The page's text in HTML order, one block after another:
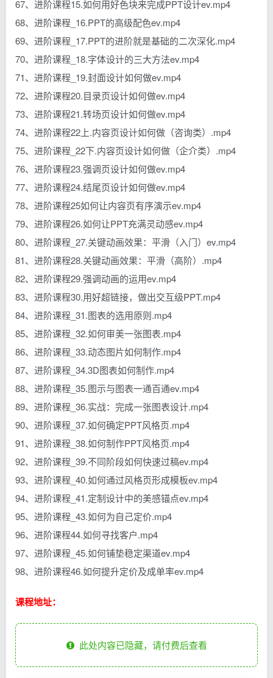
67、进阶课程15.如何用好色块来完成PPT设计ev.mp4
68、进阶课程_16.PPT的高级配色ev.mp4
69、进阶课程_17.PPT的进阶就是基础的二次深化.mp4
70、进阶课程_18.字体设计的三大方法ev.mp4
71、进阶课程_19.封面设计如何做ev.mp4
72、进阶课程20.目录页设计如何做ev.mp4
73、进阶课程21.转场页设计如何做ev.mp4
74、进阶课程22上.内容页设计如何做（咨询类）.mp4
75、进阶课程_22下.内容页设计如何做（企介类）.mp4
76、进阶课程23.强调页设计如何做ev.mp4
77、进阶课程24.结尾页设计如何做ev.mp4
78、进阶课程25如何让内容页有序演示ev.mp4
79、进阶课程26.如何让PPT充满灵动感ev.mp4
80、进阶课程_27.关键动画效果：平滑（入门）ev.mp4
81、进阶课程28.关键动画效果：平滑（高阶）.mp4
82、进阶课程29.强调动画的运用ev.mp4
83、进阶课程30.用好超链接，做出交互级PPT.mp4
84、进阶课程_31.图表的选用原则.mp4
85、进阶课程_32.如何审美一张图表.mp4
86、进阶课程_33.动态图片如何制作.mp4
87、进阶课程_34.3D图表如何制作.mp4
88、进阶课程_35.图示与图表一通百通ev.mp4
89、进阶课程_36.实战：完成一张图表设计.mp4
90、进阶课程_37.如何确定PPT风格页.mp4
91、进阶课程_38.如何制作PPT风格页.mp4
92、进阶课程_39.不同阶段如何快速过稿ev.mp4
93、进阶课程_40.如何通过风格页形成模板ev.mp4
94、进阶课程_41.定制设计中的美感锚点ev.mp4
95、进阶课程_43.如何为自己定价.mp4
96、进阶课程44.如何寻找客户.mp4
97、进阶课程_45.如何铺垫稳定渠道ev.mp4
98、进阶课程46.如何提升定价及成单率ev.mp4
课程地址：
此处内容已隐藏，请付费后查看